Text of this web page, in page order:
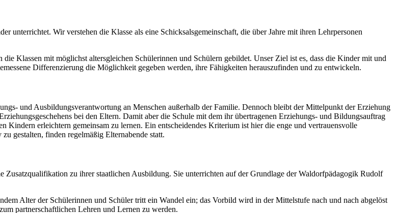
unterrichtet. Wir verstehen die Klasse als eine Schicksalsgemeinschaft, die über Jahre mit ihren Lehrpersonen
Klassen mit möglichst altersgleichen Schülerinnen und Schülern gebildet. Unser Ziel ist es, dass die Kinder mit und
Differenzierung die Möglichkeit gegeben werden, ihre Fähigkeiten herauszufinden und zu entwickeln.
und Ausbildungsverantwortung an Menschen außerhalb der Familie. Dennoch bleibt der Mittelpunkt der Erziehung
bei den Eltern. Damit aber die Schule mit dem ihr übertragenen Erziehungs- und Bildungsauftrag
erleichtern gemeinsam zu lernen. Ein entscheidendes Kriterium ist hier die enge und vertrauensvolle
gestalten, finden regelmäßig Elternabende statt.
zu ihrer staatlichen Ausbildung. Sie unterrichten auf der Grundlage der Waldorfpädagogik Rudolf
Alter der Schülerinnen und Schüler tritt ein Wandel ein; das Vorbild wird in der Mittelstufe nach und nach abgelöst
partnerschaftlichen Lehren und Lernen zu werden.